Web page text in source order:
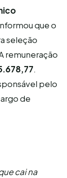
que o
seleção
remuneração
.
pelo
de
cai na